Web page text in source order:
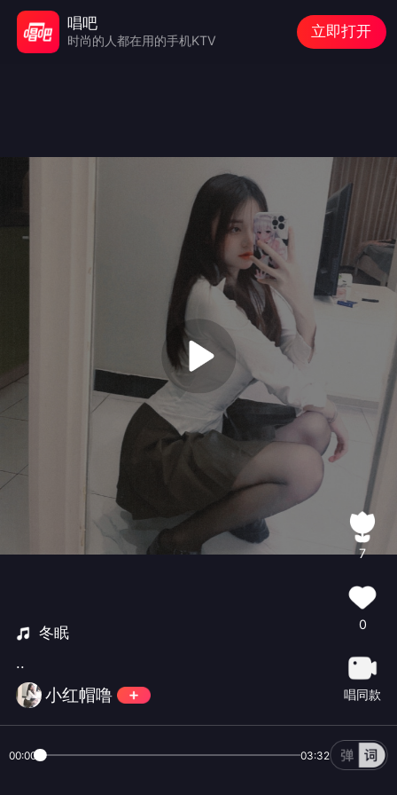
冬眠
..
小红帽噜
7
0
唱同款
00:00 03:32
唱吧
时尚的人都在用的手机KTV
立即打开